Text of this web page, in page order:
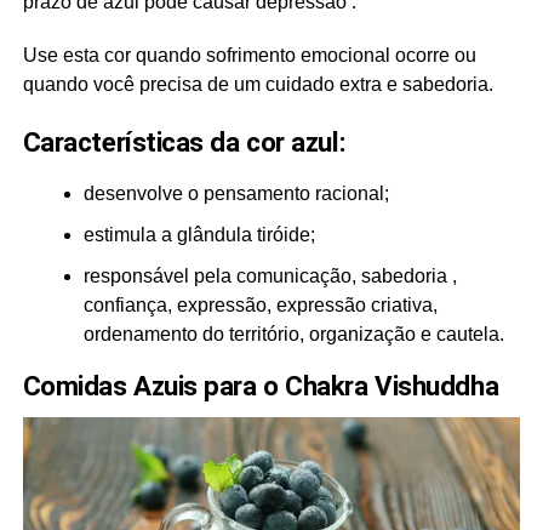
Use esta cor quando sofrimento emocional ocorre ou
quando você precisa de um cuidado extra e sabedoria.
Características da cor azul:
desenvolve o pensamento racional;
estimula a glândula tiróide;
responsável pela comunicação, sabedoria ,
confiança, expressão, expressão criativa,
ordenamento do território, organização e cautela.
Comidas Azuis para o Chakra Vishuddha